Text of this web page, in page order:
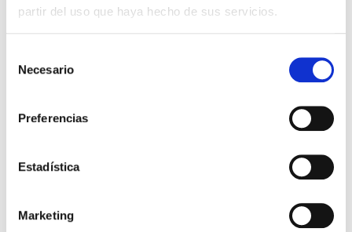
partir del uso que haya hecho de sus servicios.
Necesario
Preferencias
Estadística
Marketing